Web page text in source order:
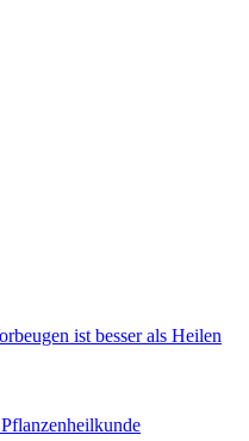
ist besser als Heilen